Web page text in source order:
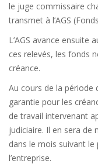
le juge commissaire
transmet à l’AGS
L’AGS avance ensuite
ces relevés, les fonds
créance.
Au cours de la période
garantie pour les
de travail intervenant
judiciaire. Il en sera
dans le mois suivant
l’entreprise.